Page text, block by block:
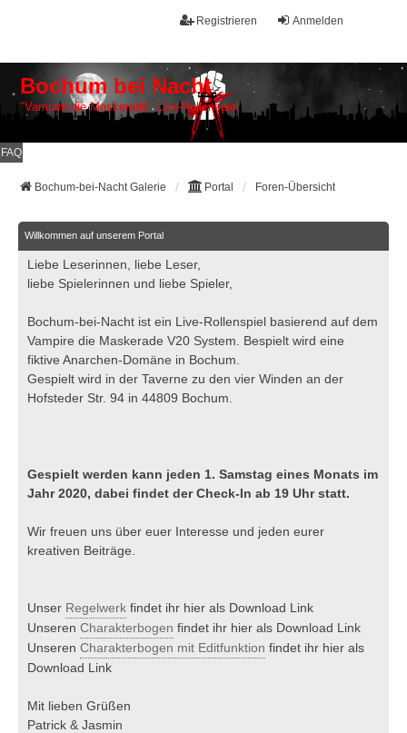
Anmelden
Registrieren
Bochum bei Nacht
"Vampire die Maskerade" Live-Rollenspiel
FAQ
Bochum-bei-Nacht Galerie Portal Foren-Übersicht
Willkommen auf unserem Portal
Liebe Leserinnen, liebe Leser,
liebe Spielerinnen und liebe Spieler,
Bochum-bei-Nacht ist ein Live-Rollenspiel basierend auf dem
Vampire die Maskerade V20 System. Bespielt wird eine
fiktive Anarchen-Domäne in Bochum.
Gespielt wird in der Taverne zu den vier Winden an der
Hofsteder Str. 94 in 44809 Bochum.
Gespielt werden kann jeden 1. Samstag eines Monats im
Jahr 2020, dabei findet der Check-In ab 19 Uhr statt.
Wir freuen uns über euer Interesse und jeden eurer
kreativen Beiträge.
Unser Regelwerk findet ihr hier als Download Link
Unseren Charakterbogen findet ihr hier als Download Link
Unseren Charakterbogen mit Editfunktion findet ihr hier als
Download Link
Mit lieben Grüßen
Patrick & Jasmin